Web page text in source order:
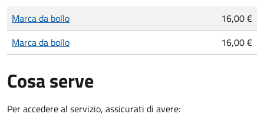
Tipo di pagamento
Importo
Marca da bollo
16,00 €
Marca da bollo
16,00 €
Cosa serve
Per accedere al servizio, assicurati di avere: